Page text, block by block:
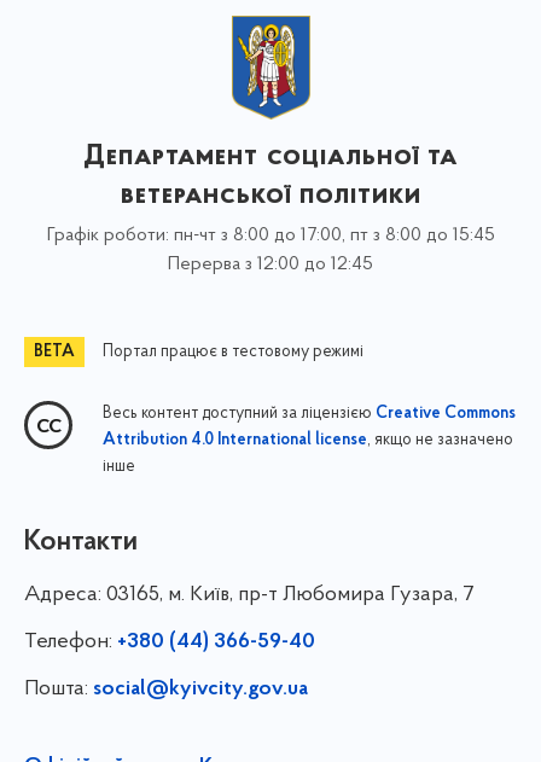
Департамент соціальної та
ветеранської політики
Графік роботи: пн-чт з 8:00 до 17:00, пт з 8:00 до 15:45
Перерва з 12:00 до 12:45
Портал працює в тестовому режимі
Весь контент доступний за ліцензією Creative Commons
Attribution 4.0 International license, якщо не зазначено
інше
Контакти
Адреса: 03165, м. Київ, пр-т Любомира Гузара, 7
Телефон: +380 (44) 366-59-40
Пошта: social@kyivcity.gov.ua